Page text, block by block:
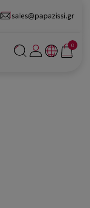
sales@papazissi.gr
0